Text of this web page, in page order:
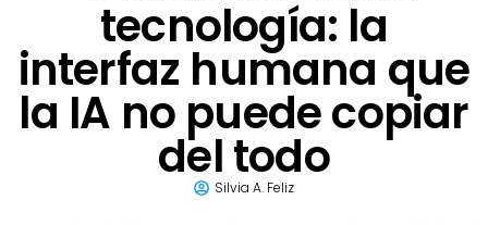
tecnología: la
interfaz humana que
la IA no puede copiar
del todo
Silvia A. Feliz